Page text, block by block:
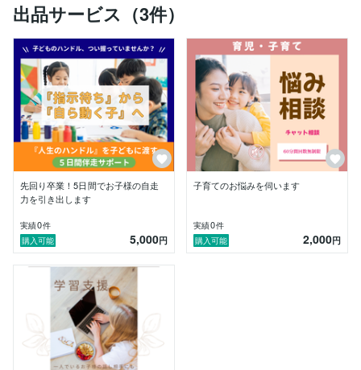
私自身、成人した三人の子を持つ親として、また教育の
現場に立つ者として、
以下の「自走のサイクル」を大切にしています。
【命令を「選択」に変える】： 子どもの人生のハンド
ルを本人に渡し、自立を促す
【失敗を「作戦会議」に変える】： 困りごとを「改善
する力」へと転換する
【親は「心の安全基地」になる】： 揺るぎない信頼が
あるからこそ、子どもは挑戦できる
てしまう
✔ 子どもの個性を尊重したいけれど、将来が不安で口
出ししてしまう
✔ 誰にも話せず、自分一人で子育ての責任を抱え込ん
でいる
そんな想いを抱えているママやパパ。
まずは、その重い荷物を一度ここに置いて、
私と一緒に「これからの作戦会議」をしませんか？
出品サービス（3件）
先回り卒業！5日間でお子様の自走
力を引き出します
実績0件
購入可能
5,000円
子育てのお悩みを伺います
実績0件
購入可能
2,000円